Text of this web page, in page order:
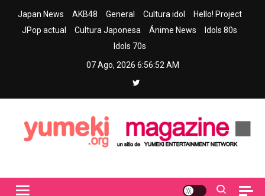
Japan News AKB48 General Cultura idol
Hello! Project
JPop actual
Cultura Japonesa Ánime News
Idols 80s
Idols 70s
07 Ago, 2026 6:56:54 AM